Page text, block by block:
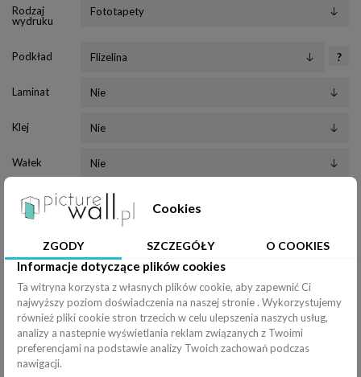
Rodzaj
wydruku
Podkład ?
Laminat
Klej
Wałek
Nóż
Efekty
Rozciągnij
Poziomo (100%)
Pionowo ( 100%)
Cookies
ZGODY SZCZEGÓŁY O COOKIES
Informacje dotyczące plików cookies
Ta witryna korzysta z własnych plików cookie, aby zapewnić Ci
najwyższy poziom doświadczenia na naszej stronie . Wykorzystujemy
również pliki cookie stron trzecich w celu ulepszenia naszych usług,
analizy a nastepnie wyświetlania reklam związanych z Twoimi
preferencjami na podstawie analizy Twoich zachowań podczas
nawigacji.